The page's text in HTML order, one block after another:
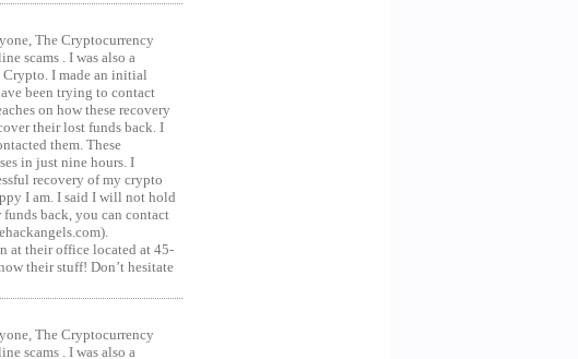
The Cryptocurrency
scams . I was also a
I made an initial
been trying to contact
on how these recovery
their lost funds back. I
them. These
in just nine hours. I
recovery of my crypto
I am. I said I will not hold
back, you can contact
at their office located at 45-
their stuff! Don’t hesitate
The Cryptocurrency
scams . I was also a